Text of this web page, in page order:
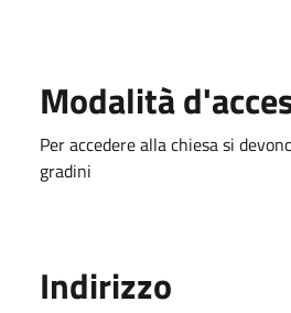
Modalità
Per accedere alla chiesa si
gradini
Indirizzo